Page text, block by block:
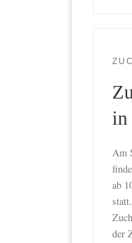
in
Am
ab
statt.
der